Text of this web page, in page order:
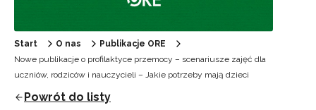
Start O nas
Publikacje ORE
Nowe publikacje o profilaktyce przemocy – scenariusze zajęć dla
uczniów, rodziców i nauczycieli – Jakie potrzeby mają dzieci
Powrót do listy